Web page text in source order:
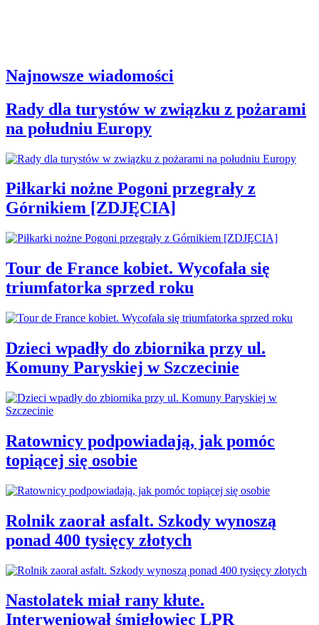
Najnowsze wiadomości
Rady dla turystów w związku z pożarami
na południu Europy
Piłkarki nożne Pogoni przegrały z
Górnikiem [ZDJĘCIA]
Tour de France kobiet. Wycofała się
triumfatorka sprzed roku
Dzieci wpadły do zbiornika przy ul.
Komuny Paryskiej w Szczecinie
Ratownicy podpowiadają, jak pomóc
topiącej się osobie
Rolnik zaorał asfalt. Szkody wynoszą
ponad 400 tysięcy złotych
Nastolatek miał rany kłute.
Interweniował śmigłowiec LPR